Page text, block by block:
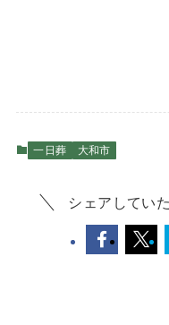
一日葬 大和市
シェアしてい